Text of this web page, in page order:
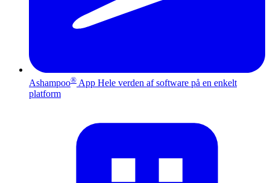
Ashampoo® App Hele verden af software på en enkelt
platform